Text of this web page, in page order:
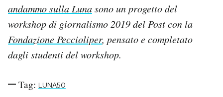
andammo sulla Lunasono un progetto del
workshop di giornalismo 2019 del Post con la
Fondazione Peccioliper, pensato e completato
dagli studenti del workshop.
Tag: LUNA50